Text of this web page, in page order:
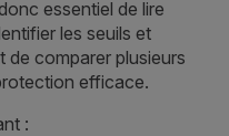
essentiel de lire
les seuils et
de comparer plusieurs
efficace.
: